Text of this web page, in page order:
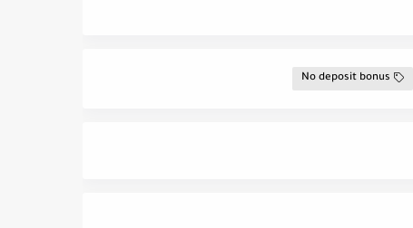
No deposit bonus